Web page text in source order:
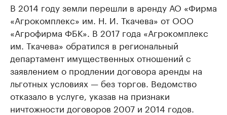
В 2014 году земли перешли в аренду АО «Фирма
«Агрокомплекс» им. Н. И. Ткачева» от ООО
«Агрофирма ФБК». В 2017 года «Агрокомплекс
им. Ткачева» обратился в региональный
департамент имущественных отношений с
заявлением о продлении договора аренды на
льготных условиях — без торгов. Ведомство
отказало в услуге, указав на признаки
ничтожности договоров 2007 и 2014 годов.